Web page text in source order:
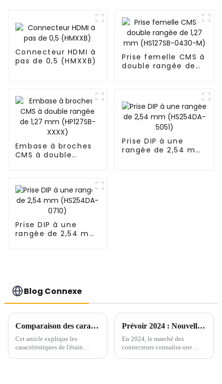
Connecteur HDMI à
pas de 0,5 (HMXXB)
Prise femelle CMS à
double rangée de
Embase à broches
CMS à double
Prise DIP à une
rangée de 2,54 mm
Prise DIP à une
rangée de 2,54 mm
Blog Connexe
Comparaison des caractéristiques et application de l'étain brillant et de l'étain brumeux dans l'étamage
Cet article explique les
caractéristiques de l'étain
Prévoir 2024 : Nouvelle tendance du marché des connecteurs
En 2024, le marché des
connecteurs connaîtra une